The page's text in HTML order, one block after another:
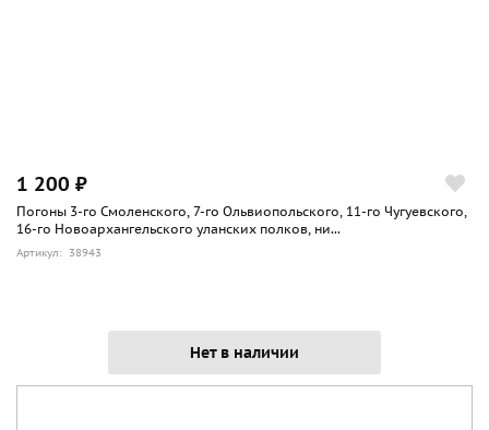
1 200 ₽
Погоны 3-го Смоленского, 7-го Ольвиопольского, 11-го Чугуевского,
16-го Новоархангельского уланских полков, ни...
Артикул: 38943
Нет в наличии